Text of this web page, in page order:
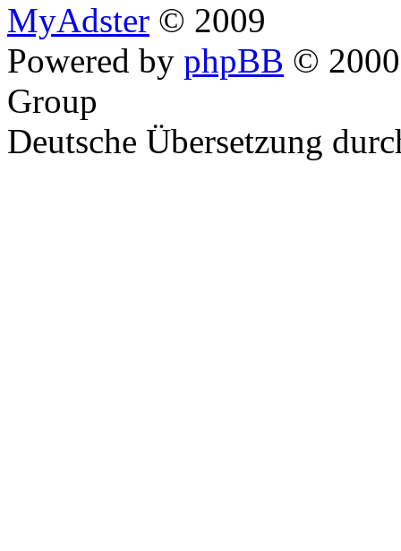
MyAdster © 2009
Powered by phpBB ©
Group
Deutsche Übersetzung